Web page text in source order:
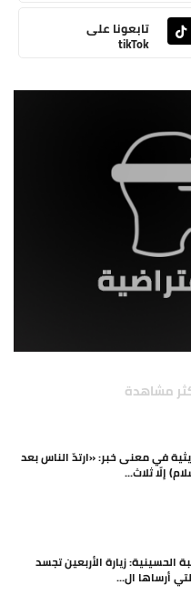
تابعونا على
tikTok
مشاهدة
في معنى خبر: «ارتدّ الناس بعد
إلّا ثلاث...
الحسينية: زيارة الأربعين تجسد
أرساها ال...